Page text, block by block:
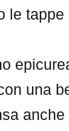
le
una